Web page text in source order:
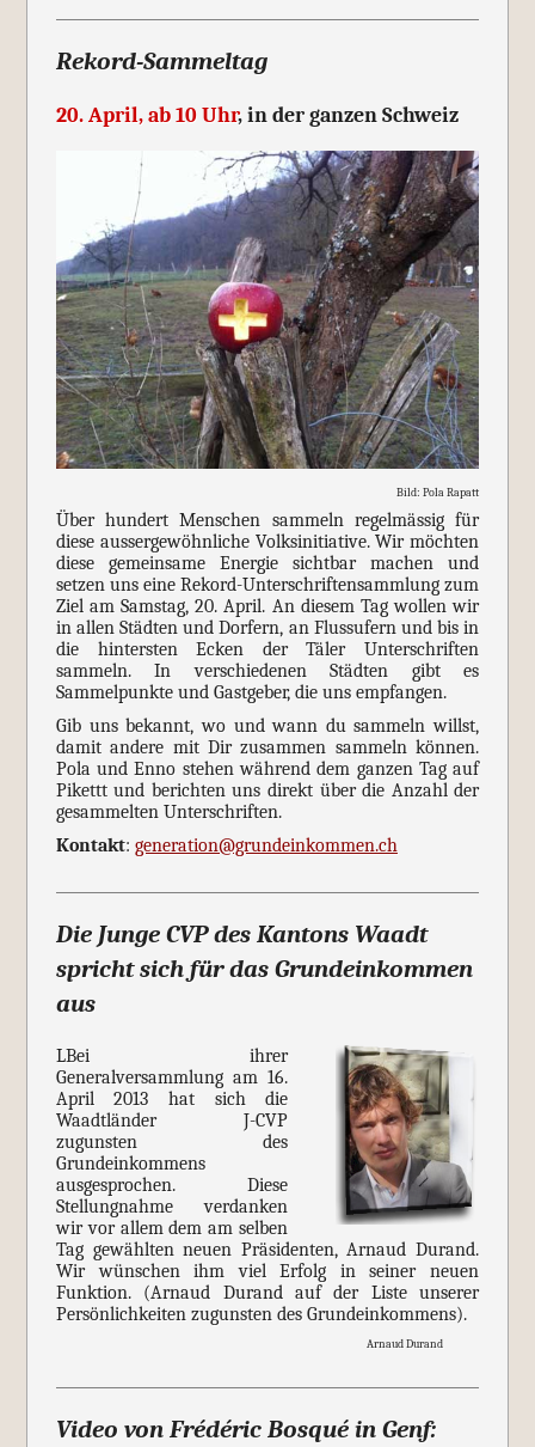
Rekord-Sammeltag
20. April, ab 10 Uhr, in der ganzen Schweiz
Bild: Pola Rapatt
Über hundert Menschen sammeln regelmässig für
diese aussergewöhnliche Volksinitiative. Wir möchten
diese gemeinsame Energie sichtbar machen und
setzen uns eine Rekord-Unterschriftensammlung zum
Ziel am Samstag, 20. April. An diesem Tag wollen wir
in allen Städten und Dorfern, an Flussufern und bis in
die hintersten Ecken der Täler Unterschriften
sammeln. In verschiedenen Städten gibt es
Sammelpunkte und Gastgeber, die uns empfangen.
Gib uns bekannt, wo und wann du sammeln willst,
damit andere mit Dir zusammen sammeln können.
Pola und Enno stehen während dem ganzen Tag auf
Pikettt und berichten uns direkt über die Anzahl der
gesammelten Unterschriften.
Kontakt: generation@grundeinkommen.ch
Die Junge CVP des Kantons Waadt
spricht sich für das Grundeinkommen
aus
LBei ihrer
Generalversammlung am 16.
April 2013 hat sich die
Waadtländer J-CVP
zugunsten des
Grundeinkommens
ausgesprochen. Diese
Stellungnahme verdanken
wir vor allem dem am selben
Tag gewählten neuen Präsidenten, Arnaud Durand.
Wir wünschen ihm viel Erfolg in seiner neuen
Funktion. (Arnaud Durand auf der Liste unserer
Persönlichkeiten zugunsten des Grundeinkommens).
Arnaud Durand
Video von Frédéric Bosqué in Genf: